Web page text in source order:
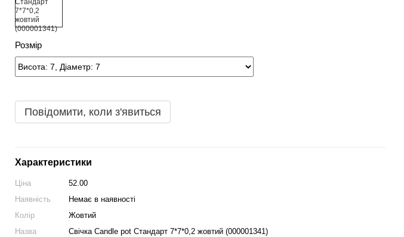
Розмір
Повідомити, коли з'явиться
Характеристики
Ціна
52.00
Наявність
Немає в наявності
Колір
Жовтий
Назва
Свічка Candle pot Стандарт 7*7*0,2 жовтий (000001341)